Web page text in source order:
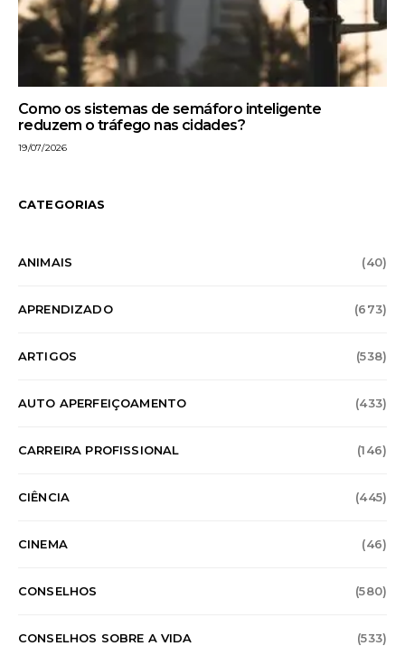
Como os sistemas de semáforo inteligente
reduzem o tráfego nas cidades?
19/07/2026
CATEGORIAS
ANIMAIS (40)
APRENDIZADO (673)
ARTIGOS (538)
AUTO APERFEIÇOAMENTO (433)
CARREIRA PROFISSIONAL (146)
CIÊNCIA (445)
CINEMA (46)
CONSELHOS (580)
CONSELHOS SOBRE A VIDA (533)